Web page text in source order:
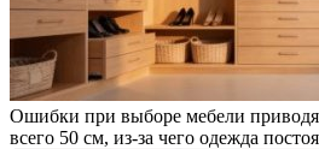
Ошибки при выборе мебели
всего 50 см, из-за чего одежда